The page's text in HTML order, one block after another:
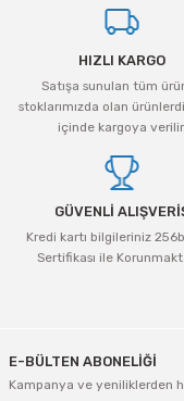
Ürün resmi kalitesiz,
Ürün açıklamasında
Ürün bilgilerinde
Ürün fiyatı diğer
Bu ürüne benzer farklı
HIZLI KARGO
Satışa sunulan tüm
stoklarımızda olan
içinde kargoya verilir.
GÜVENLİ
Kredi kartı bilgileriniz
Sertifikası ile
E-BÜLTEN ABONELİĞİ
Kampanya ve yeniliklerden